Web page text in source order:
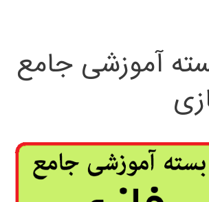
آموزشی جامع